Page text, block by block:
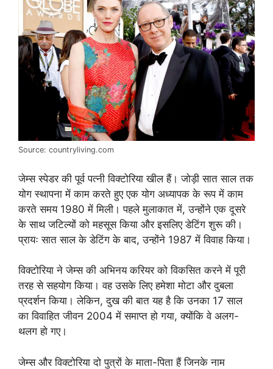
Source: countryliving.com
जेम्स स्पेडर की पूर्व पत्नी विक्टोरिया खील हैं। जोड़ी सात साल तक
योग स्थापना में काम करते हुए एक योग अध्यापक के रूप में काम
करते समय 1980 में मिली। पहले मुलाकात में, उन्होंने एक दूसरे
के साथ जटिल्यों को महसूस किया और इसलिए डेटिंग शुरू की।
प्रायः सात साल के डेटिंग के बाद, उन्होंने 1987 में विवाह किया।
विक्टोरिया ने जेम्स की अभिनय करियर को विकसित करने में पूरी
तरह से सहयोग किया। वह उसके लिए हमेशा मोटा और दुबला
प्रदर्शन किया। लेकिन, दुख की बात यह है कि उनका 17 साल
का विवाहित जीवन 2004 में समाप्त हो गया, क्योंकि वे अलग-
थलग हो गए।
जेम्स और विक्टोरिया दो पुत्रों के माता-पिता हैं जिनके नाम